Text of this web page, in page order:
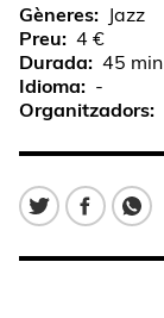
Gèneres
Jazz
Preu
4 €
Durada
45 min
Idioma
-
Organitzadors